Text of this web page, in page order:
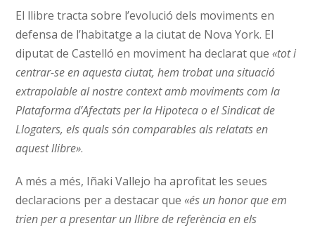
El llibre tracta sobre l’evolució dels moviments en
defensa de l’habitatge a la ciutat de Nova York. El
diputat de Castelló en moviment ha declarat que«tot i
centrar-se en aquesta ciutat, hem trobat una situació
extrapolable al nostre context amb moviments com la
Plataforma d’Afectats per la Hipoteca o el Sindicat de
Llogaters, els quals són comparables als relatats en
aquest llibre».
A més a més, Iñaki Vallejo ha aprofitat les seues
declaracions per a destacar que «és un honor que em
trien per a presentar un llibre de referència en els